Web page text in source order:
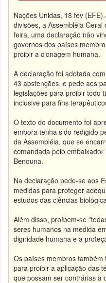
Nações Unidas, 18 fev
divisões, a Assembléia
feira, uma declaração não
governos dos países
proibir a clonagem humana.
A declaração foi adotada
43 abstenções, e pede aos
legislações para proibir todo
inclusive para fins
O texto do documento foi
embora tenha sido redigido
da Assembléia, que se
comandada pelo
Benouna.
Na declaração pede-se aos
medidas para proteger
estudos das ciências
Além disso, proíbem-se
seres humanos na medida
dignidade humana e a
Os países membros
para proibir a aplicação das
que possam ser contrárias à